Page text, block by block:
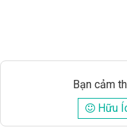
Bạn cảm
Hữu